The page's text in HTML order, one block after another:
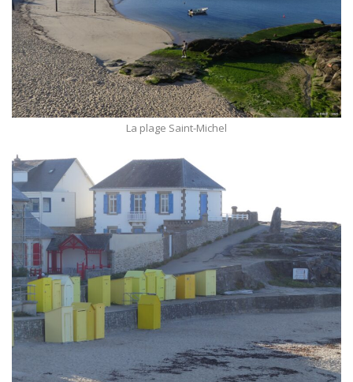
La plage Saint-Michel